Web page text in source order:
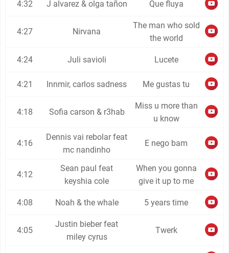
4:32 J alvarez & olga tañon Que fluya
4:27 Nirvana
The man who sold
the world
4:24 Juli savioli Lucete
4:21 Innmir, carlos sadness Me gustas tu
4:18 Sofia carson & r3hab
Miss u more than
u know
4:16
Dennis vai rebolar feat
mc nandinho
E nego bam
4:12
Sean paul feat
keyshia cole
When you gonna
give it up to me
4:08 Noah & the whale 5 years time
4:05
Justin bieber feat
miley cyrus
Twerk